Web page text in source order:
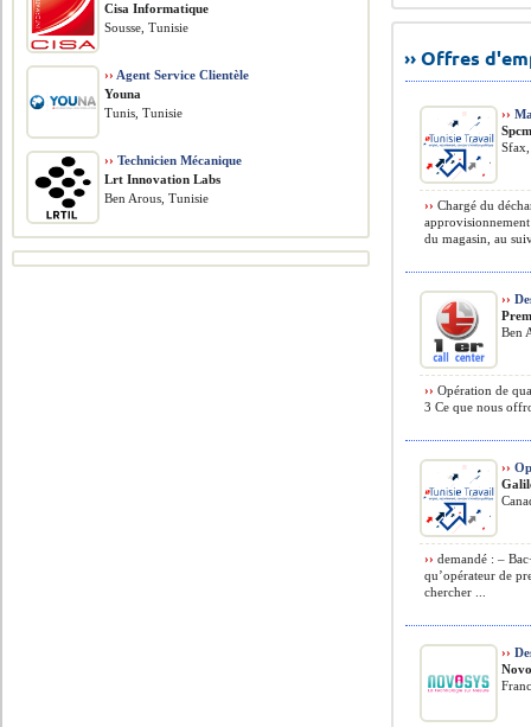
›› Offres
››
›› Chargé du
du magasin, au
››
Ben
›› Opération de
3 Ce que nous
››
›› demandé : –
qu’opérateur de
chercher ...
››
Cisa Informatique
Sousse, Tunisie
›› Agent Service Clientèle
Youna
Tunis, Tunisie
›› Technicien Mécanique
Lrt Innovation Labs
Ben Arous, Tunisie